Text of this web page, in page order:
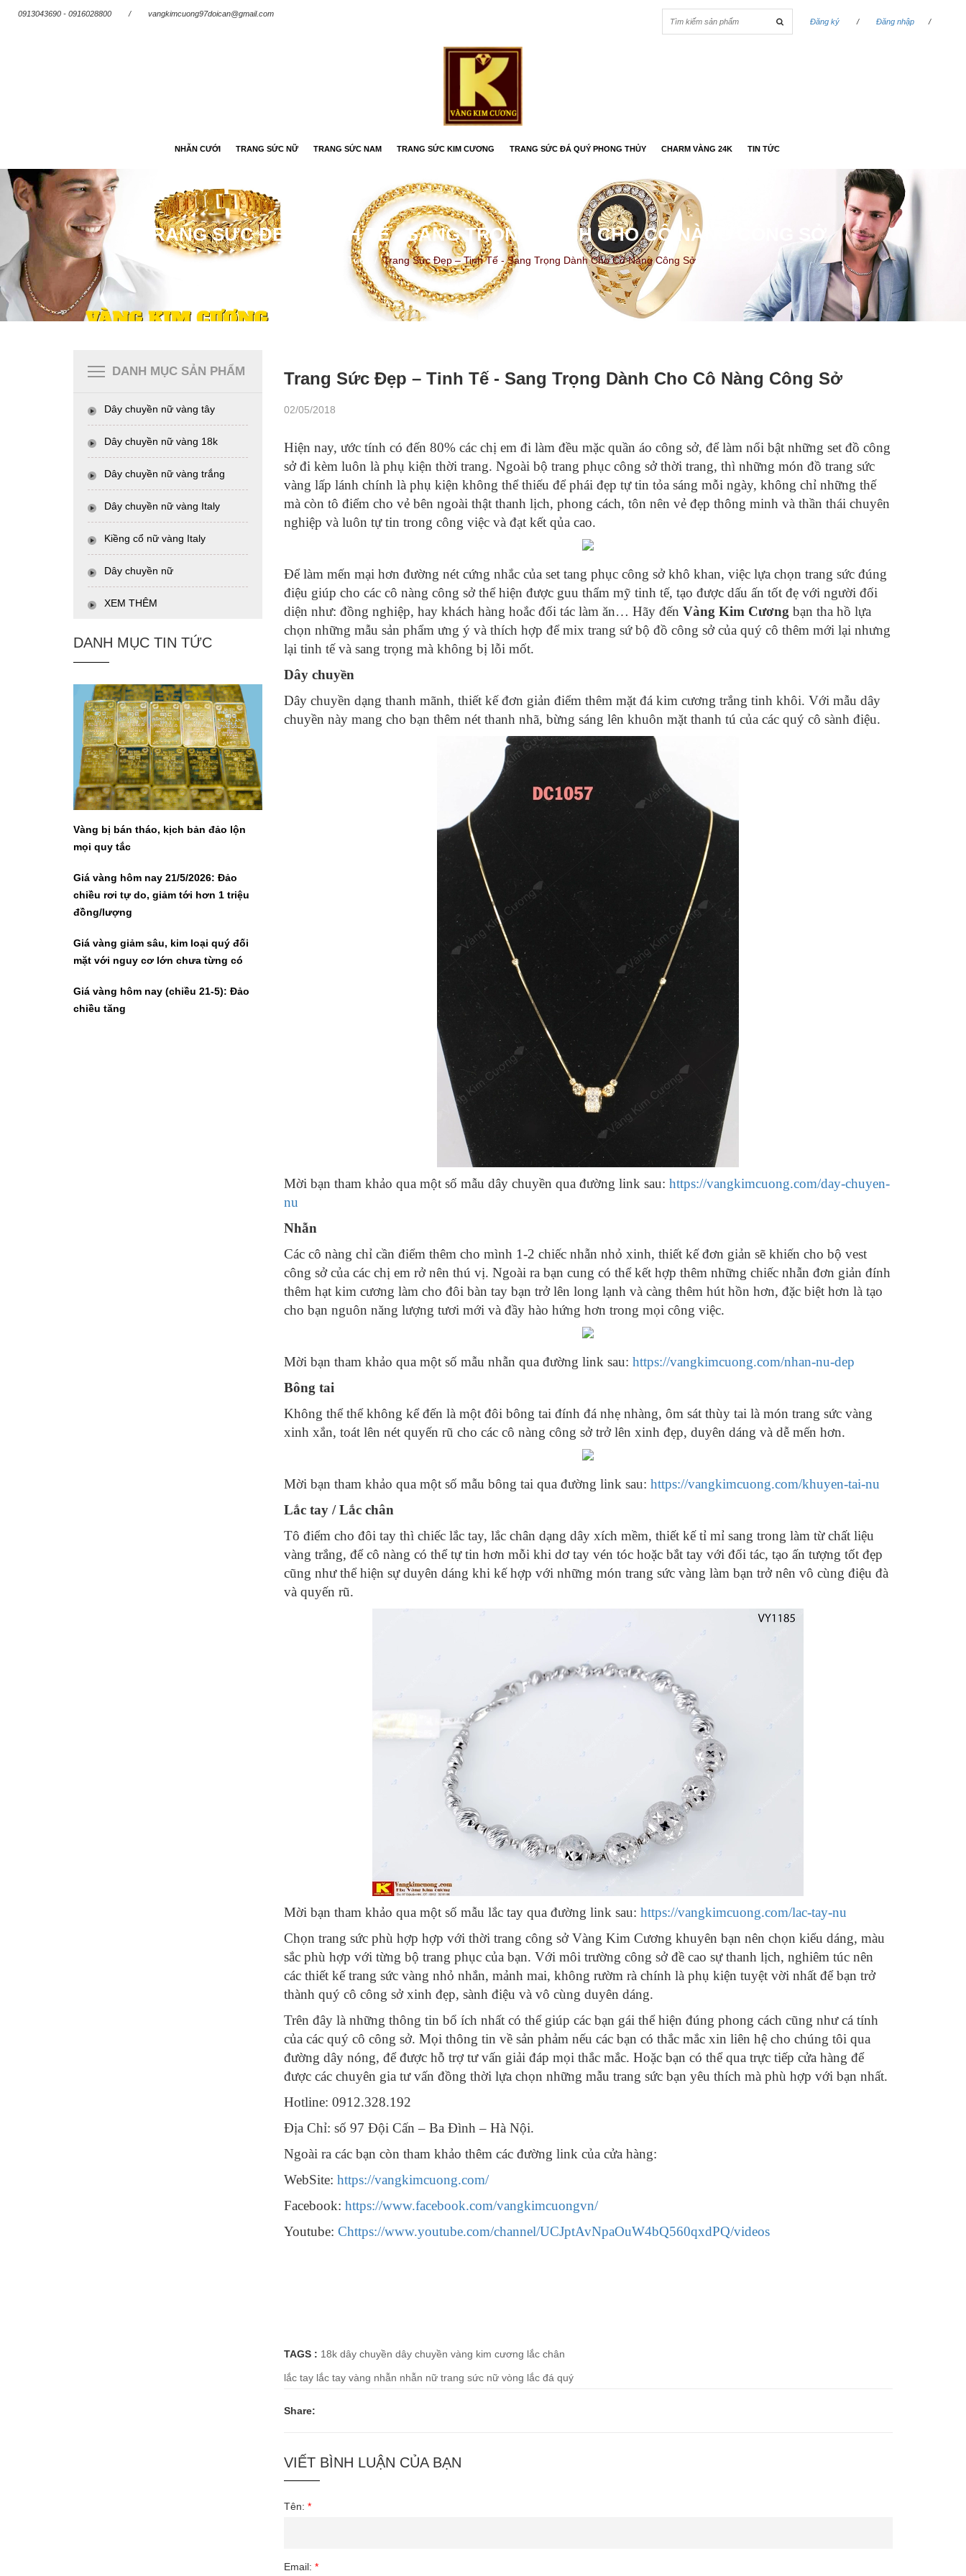
0913043690 - 0916028800 /
vangkimcuong97doican@gmail.com
Đăng ký
/ Đăng nhập /
NHẪN CƯỚI TRANG SỨC NỮ TRANG SỨC NAM TRANG SỨC KIM CƯƠNG TRANG SỨC ĐÁ QUÝ PHONG THỦY CHARM VÀNG 24K TIN TỨC
TRANG SỨC ĐẸP – TINH TẾ - SANG TRỌNG DÀNH CHO CÔ NÀNG CÔNG SỞ
Tin Tức / Trang Sức Đẹp – Tinh Tế - Sang Trọng Dành Cho Cô Nàng Công Sở
DANH MỤC SẢN PHẨM
Dây chuyền nữ vàng tây
Dây chuyền nữ vàng 18k
Dây chuyền nữ vàng trắng
Dây chuyền nữ vàng Italy
Kiềng cổ nữ vàng Italy
Dây chuyền nữ
XEM THÊM
DANH MỤC TIN TỨC
Vàng bị bán tháo, kịch bản đảo lộn
mọi quy tắc
Giá vàng hôm nay 21/5/2026: Đảo
chiều rơi tự do, giảm tới hơn 1 triệu
đồng/lượng
Giá vàng giảm sâu, kim loại quý đối
mặt với nguy cơ lớn chưa từng có
Giá vàng hôm nay (chiều 21-5): Đảo
chiều tăng
Trang Sức Đẹp – Tinh Tế - Sang Trọng Dành Cho Cô Nàng Công Sở
02/05/2018
Hiện nay, ước tính có đến 80% các chị em đi làm đều mặc quần áo công sở, để làm nổi bật những set đồ công
sở đi kèm luôn là phụ kiện thời trang. Ngoài bộ trang phục công sở thời trang, thì những món đồ trang sức
vàng lấp lánh chính là phụ kiện không thể thiếu để phái đẹp tự tin tỏa sáng mỗi ngày, không chỉ những thế
mà còn tô điểm cho vẻ bên ngoài thật thanh lịch, phong cách, tôn nên vẻ đẹp thông minh và thần thái chuyên
nghiệp và luôn tự tin trong công việc và đạt kết qủa cao.
Để làm mến mại hơn đường nét cứng nhắc của set tang phục công sở khô khan, việc lựa chọn trang sức đúng
điệu giúp cho các cô nàng công sở thể hiện được guu thẩm mỹ tinh tế, tạo được dấu ấn tốt đẹ với người đối
diện như: đồng nghiệp, hay khách hàng hoắc đối tác làm ăn… Hãy đến Vàng Kim Cương bạn tha hồ lựa
chọn những mẫu sản phẩm ưng ý và thích hợp để mix trang sứ bộ đồ công sở của quý cô thêm mới lại nhưng
lại tinh tế và sang trọng mà không bị lỗi mốt.
Dây chuyền
Dây chuyền dạng thanh mãnh, thiết kế đơn giản điểm thêm mặt đá kim cương trắng tinh khôi. Với mẫu dây
chuyền này mang cho bạn thêm nét thanh nhã, bừng sáng lên khuôn mặt thanh tú của các quý cô sành điệu.
Mời bạn tham khảo qua một số mẫu dây chuyền qua đường link sau: https://vangkimcuong.com/day-chuyen-
nu
Nhẫn
Các cô nàng chỉ cần điểm thêm cho mình 1-2 chiếc nhẫn nhỏ xinh, thiết kế đơn giản sẽ khiến cho bộ vest
công sở của các chị em rở nên thú vị. Ngoài ra bạn cung có thể kết hợp thêm những chiếc nhẫn đơn giản đính
thêm hạt kim cương làm cho đôi bàn tay bạn trở lên long lạnh và càng thêm hút hồn hơn, đặc biệt hơn là tạo
cho bạn nguôn năng lượng tươi mới và đầy hào hứng hơn trong mọi công việc.
Mời bạn tham khảo qua một số mẫu nhẫn qua đường link sau: https://vangkimcuong.com/nhan-nu-dep
Bông tai
Không thể thể không kể đến là một đôi bông tai đính đá nhẹ nhàng, ôm sát thùy tai là món trang sức vàng
xinh xắn, toát lên nét quyến rũ cho các cô nàng công sở trở lên xinh đẹp, duyên dáng và dễ mến hơn.
Mời bạn tham khảo qua một số mẫu bông tai qua đường link sau: https://vangkimcuong.com/khuyen-tai-nu
Lắc tay / Lắc chân
Tô điểm cho đôi tay thì chiếc lắc tay, lắc chân dạng dây xích mềm, thiết kế tỉ mỉ sang trong làm từ chất liệu
vàng trắng, để cô nàng có thể tự tin hơn mỗi khi dơ tay vén tóc hoặc bắt tay với đối tác, tạo ấn tượng tốt đẹp
cũng như thể hiện sự duyên dáng khi kế hợp với những món trang sức vàng làm bạn trở nên vô cùng điệu đà
và quyến rũ.
Mời bạn tham khảo qua một số mẫu lắc tay qua đường link sau: https://vangkimcuong.com/lac-tay-nu
Chọn trang sức phù hợp hợp với thời trang công sở Vàng Kim Cương khuyên bạn nên chọn kiểu dáng, màu
sắc phù hợp với từng bộ trang phục của bạn. Với môi trường công sở đề cao sự thanh lịch, nghiêm túc nên
các thiết kế trang sức vàng nhỏ nhắn, mảnh mai, không rườm rà chính là phụ kiện tuyệt vời nhất để bạn trở
thành quý cô công sở xinh đẹp, sành điệu và vô cùng duyên dáng.
Trên đây là những thông tin bổ ích nhất có thể giúp các bạn gái thể hiện đúng phong cách cũng như cá tính
của các quý cô công sở. Mọi thông tin về sản phảm nếu các bạn có thắc mắc xin liên hệ cho chúng tôi qua
đường dây nóng, để được hỗ trợ tư vấn giải đáp mọi thắc mắc. Hoặc bạn có thể qua trực tiếp cửa hàng để
được các chuyên gia tư vấn đồng thời lựa chọn những mẫu trang sức bạn yêu thích mà phù hợp với bạn nhất.
Hotline: 0912.328.192
Địa Chỉ: số 97 Đội Cấn – Ba Đình – Hà Nội.
Ngoài ra các bạn còn tham khảo thêm các đường link của cửa hàng:
WebSite: https://vangkimcuong.com/
Facebook: https://www.facebook.com/vangkimcuongvn/
Youtube: Chttps://www.youtube.com/channel/UCJptAvNpaOuW4bQ560qxdPQ/videos
TAGS : 18k dây chuyền dây chuyền vàng kim cương lắc chân
lắc tay lắc tay vàng nhẫn nhẫn nữ trang sức nữ vòng lắc đá quý
Share:
VIẾT BÌNH LUẬN CỦA BẠN
Tên: *
Email: *